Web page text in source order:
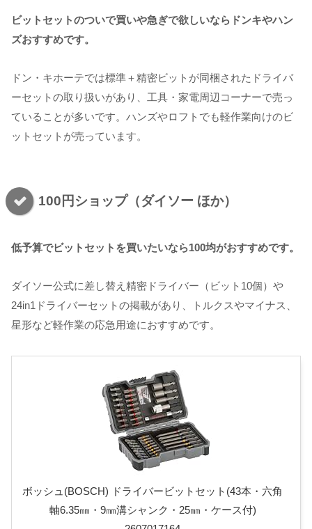
ビットセットのついで買いや急ぎで欲しいならドンキやハン
ズおすすめです。
ドン・キホーテでは標準＋精密ビットが同梱されたドライバ
ーセットの取り扱いがあり、工具・家電周辺コーナーで売っ
ていることが多いです。ハンズやロフトでも軽作業向けのビ
ットセットが売っています。
100円ショップ（ダイソー ほか）
低予算でビットセットを買いたいなら100均がおすすめです。
ダイソー公式に差し替え精密ドライバー（ビット10個）や
24in1ドライバーセットの掲載があり、トルクスやマイナス、
星形など軽作業の応急用途におすすめです。
ボッシュ(BOSCH) ドライバービットセット(43本・六角
軸6.35㎜・9㎜溝シャンク・25㎜・ケース付)